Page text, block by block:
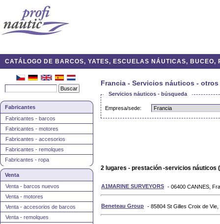
CATÁLOGO DE BARCOS, YATES, ESCUELAS NÁUTICAS, BUCEO,
Fabricantes
Fabricantes - barcos
Fabricantes - motores
Fabricantes - accesorios
Fabricantes - remolques
Fabricantes - ropa
Venta
Venta - barcos nuevos
Venta - motores
Venta - accesorios de barcos
Venta - remolques
Francia - Servicios náuticos - otros
Servicios náuticos - búsqueda
Empresa/sede:
2 lugares - prestación -servicios náuticos
A1MARINE SURVEYORS - 06400 CANNES,
Beneteau Group - 85804 St Gilles Croix de